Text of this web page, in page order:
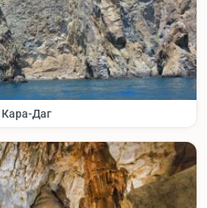
Кара-Даг